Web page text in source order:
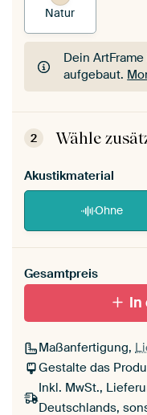
Natur
Dein
aufgebaut.
Dein
aufgebaut.
2 Wähle
Akustikmaterial
Ohne
Gesamtpreis
In
Maßanfertigung,
Gestalte das
Inkl. MwSt.,
Deutschlands,